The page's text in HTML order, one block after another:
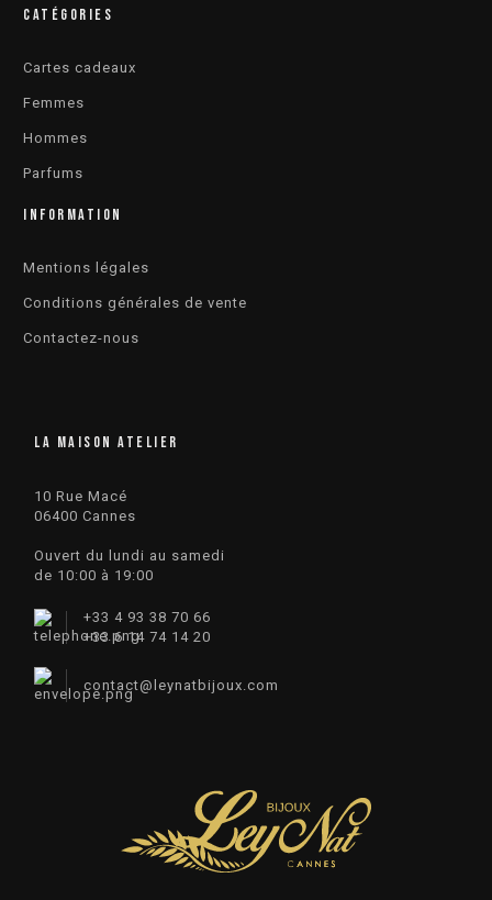
CATÉGORIES
Cartes cadeaux
Femmes
Hommes
Parfums
INFORMATION
Mentions légales
Conditions générales de vente
Contactez-nous
LA MAISON ATELIER
10 Rue Macé
06400 Cannes
Ouvert du lundi au samedi
de 10:00 à 19:00
+33 4 93 38 70 66
+33 6 14 74 14 20​
contact@leynatbijoux.com